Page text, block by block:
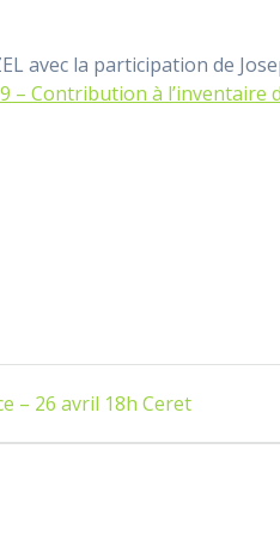
avec la participation de
– Contribution à l’inventaire
– 26 avril 18h Ceret